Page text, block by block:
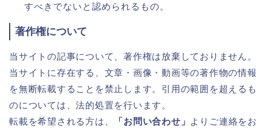
すべきでないと認められるもの。
著作権について
当サイトの記事について、著作権は放棄しておりません。
当サイトに存在する、文章・画像・動画等の著作物の情報
を無断転載することを禁止します。引用の範囲を超えるも
のについては、法的処置を行います。
転載を希望される方は、
「お問い合わせ」 よりご連絡をお